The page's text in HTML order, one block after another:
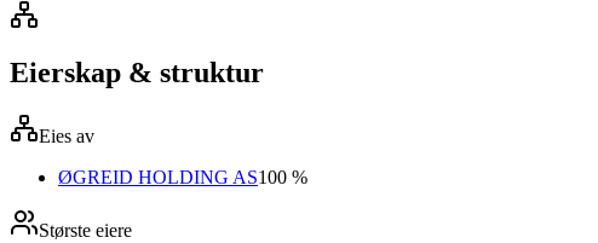
Eierskap & struktur
Eies av
ØGREID HOLDING AS100 %
Største eiere